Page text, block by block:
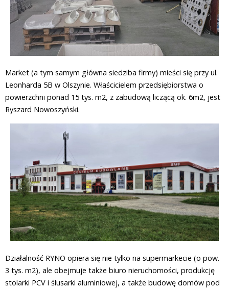
Market (a tym samym główna siedziba firmy) mieści się przy ul.
Leonharda 5B w Olszynie. Właścicielem przedsiębiorstwa o
powierzchni ponad 15 tys. m2, z zabudową liczącą ok. 6m2, jest
Ryszard Nowoszyński.
Działalność RYNO opiera się nie tylko na supermarkecie (o pow.
3 tys. m2), ale obejmuje także biuro nieruchomości, produkcję
stolarki PCV i ślusarki aluminiowej, a także budowę domów pod